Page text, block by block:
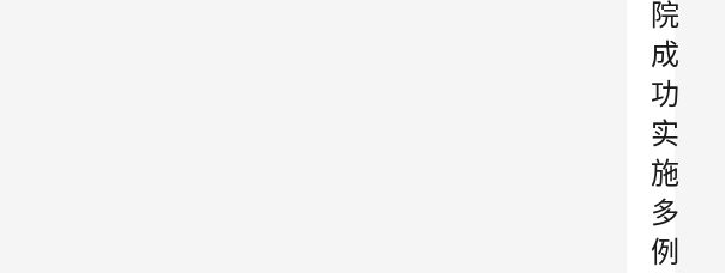
院
成
功
实
施
多
例